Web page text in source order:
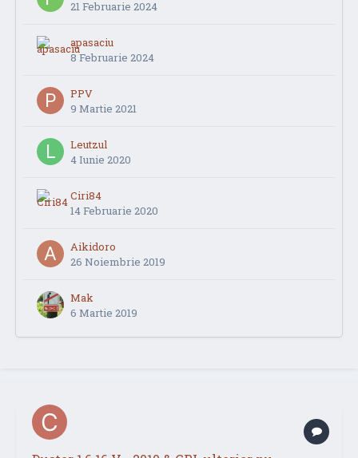
21 Februarie 2024
apasaciu
8 Februarie 2024
PPV
9 Martie 2021
Leutzul
4 Iunie 2020
Ciri84
14 Februarie 2020
Aikidoro
26 Noiembrie 2019
Mak
6 Martie 2019